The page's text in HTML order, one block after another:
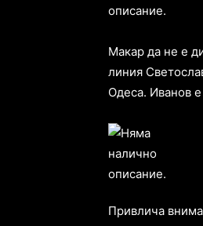
Макар да не е
линия
Одеса. Иванов
Привлича